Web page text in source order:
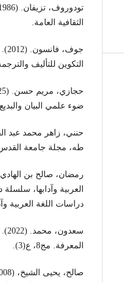
الثقافية العامة.
التكوين للتأليف
ضوء علمي البيان والبديع،
طه، مجلة جامعة القدس
دراسات اللغة العربية
المعرفة. مج8، ع(3).